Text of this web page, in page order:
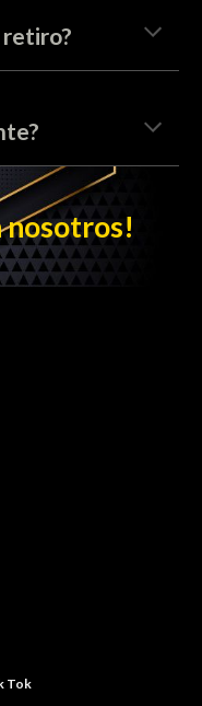
nosotros!
Tok